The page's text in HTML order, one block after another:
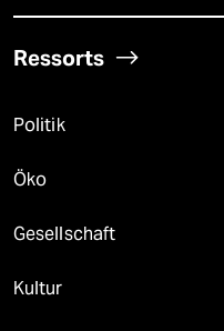
Ressorts
Politik
Öko
Gesellschaft
Kultur